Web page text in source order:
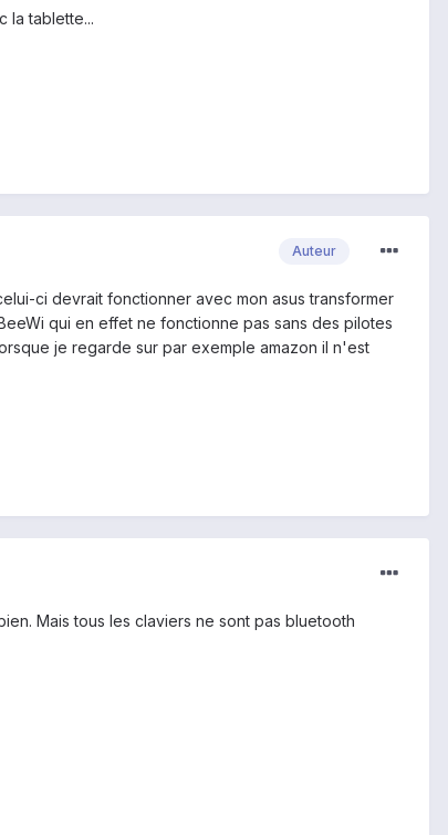
la tablette...
Auteur
ci devrait fonctionner avec mon asus transformer
qui en effet ne fonctionne pas sans des pilotes
je regarde sur par exemple amazon il n'est
Mais tous les claviers ne sont pas bluetooth